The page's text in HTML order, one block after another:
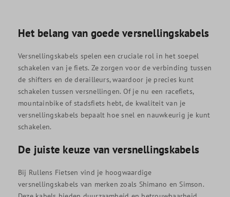
Het belang van goede versnellingskabels
Versnellingskabels spelen een cruciale rol in het soepel
schakelen van je fiets. Ze zorgen voor de verbinding tussen
de shifters en de derailleurs, waardoor je precies kunt
schakelen tussen versnellingen. Of je nu een racefiets,
mountainbike of stadsfiets hebt, de kwaliteit van je
versnellingskabels bepaalt hoe snel en nauwkeurig je kunt
schakelen.
De juiste keuze van versnellingskabels
Bij Rullens Fietsen vind je hoogwaardige
versnellingskabels van merken zoals Shimano en Simson.